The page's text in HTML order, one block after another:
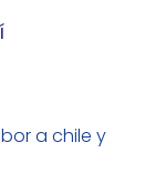
a chile y